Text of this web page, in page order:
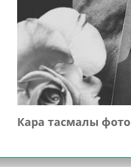
Кара тасмалы фото